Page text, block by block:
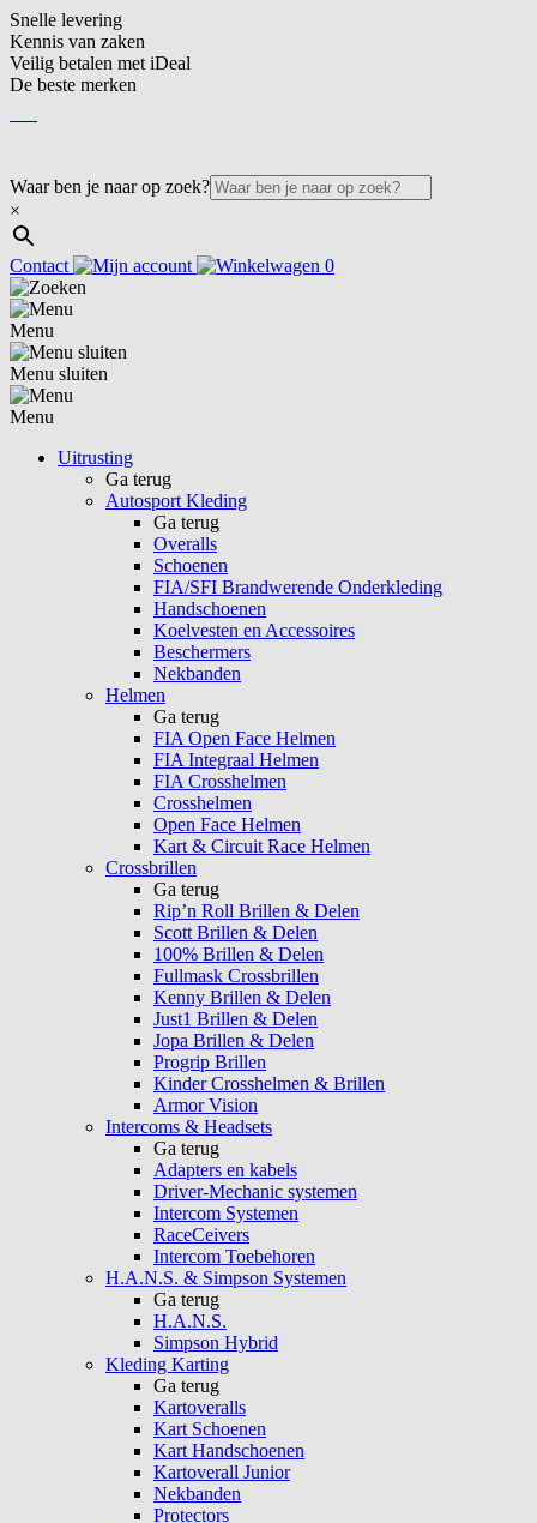
Snelle levering
Kennis van zaken
Veilig betalen met iDeal
De beste merken
Waar ben je naar op zoek?
×
Contact 0
Menu
Menu sluiten
Menu
Uitrusting
Ga terug
Autosport Kleding
Ga terug
Overalls
Schoenen
FIA/SFI Brandwerende Onderkleding
Handschoenen
Koelvesten en Accessoires
Beschermers
Nekbanden
Helmen
Ga terug
FIA Open Face Helmen
FIA Integraal Helmen
FIA Crosshelmen
Crosshelmen
Open Face Helmen
Kart & Circuit Race Helmen
Crossbrillen
Ga terug
Rip’n Roll Brillen & Delen
Scott Brillen & Delen
100% Brillen & Delen
Fullmask Crossbrillen
Kenny Brillen & Delen
Just1 Brillen & Delen
Jopa Brillen & Delen
Progrip Brillen
Kinder Crosshelmen & Brillen
Armor Vision
Intercoms & Headsets
Ga terug
Adapters en kabels
Driver-Mechanic systemen
Intercom Systemen
RaceCeivers
Intercom Toebehoren
H.A.N.S. & Simpson Systemen
Ga terug
H.A.N.S.
Simpson Hybrid
Kleding Karting
Ga terug
Kartoveralls
Kart Schoenen
Kart Handschoenen
Kartoverall Junior
Nekbanden
Protectors